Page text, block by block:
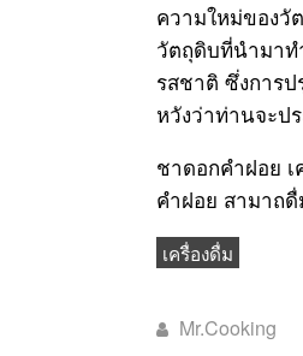
ความใหม่ของวั
วัตถุดิบที่นำมาท
รสชาติ ซึ่งการ
หวังว่าท่านจะป
ชาดอกคำฝอย
คำฝอย สามาถ
เครื่องดื่ม
Mr.Cooking